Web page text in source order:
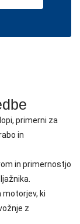
primerni za
in
in primernostjo
motorjev, ki
z